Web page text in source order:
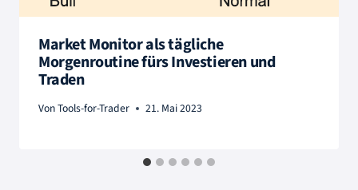
Market Monitor als tägliche
Morgenroutine fürs Investieren und
Traden
VonTools-for-Trader 21. Mai 2023